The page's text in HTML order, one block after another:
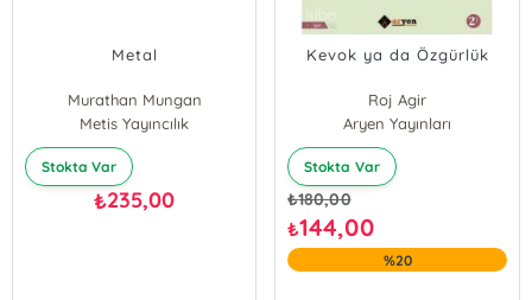
Metal
Murathan Mungan
Metis Yayıncılık
Stokta Var
₺235,00
Kevok ya da Özgürlük
Roj Agir
Aryen Yayınları
Stokta Var
₺180,00
₺144,00
%20